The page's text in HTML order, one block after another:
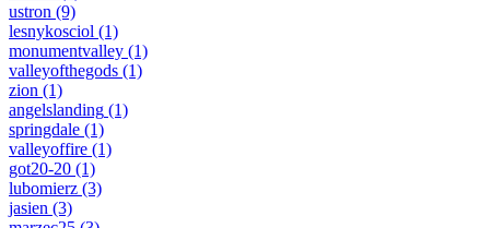
ustron (9)
lesnykosciol (1)
monumentvalley (1)
valleyofthegods (1)
zion (1)
angelslanding (1)
springdale (1)
valleyoffire (1)
got20-20 (1)
lubomierz (3)
jasien (3)